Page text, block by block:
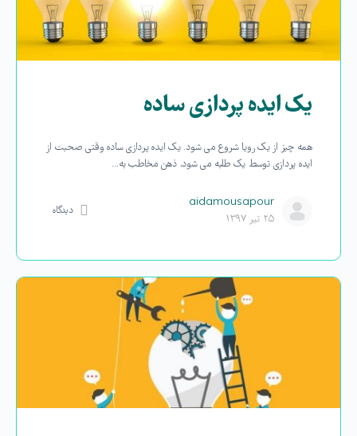
یک ایده پردازی ساده
همه چیز از یک رویا شروع می شود. یک ایده پردازی ساده وقتی صحبت از
ایده پردازی توسط یک طلبه می شود، ذهن مخاطب به…
aidamousapour
۲۵ تیر ۱۳۹۷
دیدگاه